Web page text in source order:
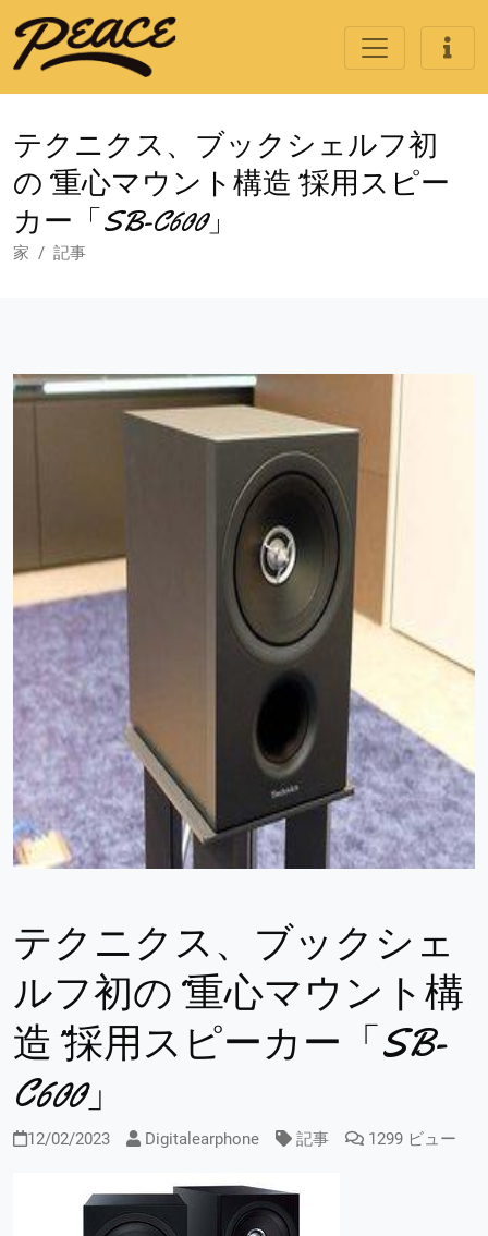
テクニクス、ブックシェルフ初
の“重心マウント構造”採用スピー
カー「SB-C600」
家 記事
テクニクス、ブックシェ
ルフ初の“重心マウント構
造”採用スピーカー「SB-
C600」
12/02/2023 Digitalearphone 記事 1299 ビュー